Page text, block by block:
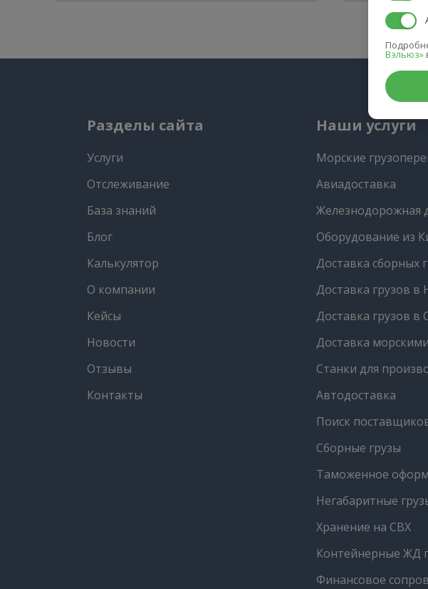
Вэльюз»
Разделы сайта
Услуги
Отслеживание
База знаний
Блог
Калькулятор
О компании
Кейсы
Новости
Отзывы
Контакты
Наши услуги
Морские
Авиадоставка
Железнодорожная
Оборудование из
Доставка сборных
Доставка грузов в
Доставка грузов в
Доставка
Станки для
Автодоставка
Поиск
Сборные грузы
Таможенное
Негабаритные
Хранение на СВХ
Контейнерные ЖД
Финансовое